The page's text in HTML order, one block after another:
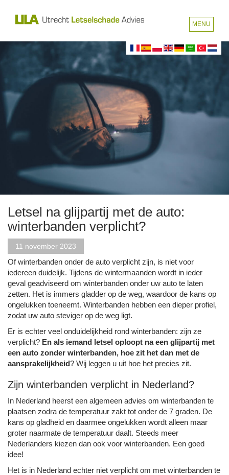
MENU
Letsel na glijpartij met de auto:
winterbanden verplicht?
11 november 2023
Of winterbanden onder de auto verplicht zijn, is niet voor
iedereen duidelijk. Tijdens de wintermaanden wordt in ieder
geval geadviseerd om winterbanden onder uw auto te laten
zetten. Het is immers gladder op de weg, waardoor de kans op
ongelukken toeneemt. Winterbanden hebben een dieper profiel,
zodat uw auto steviger op de weg ligt.
Er is echter veel onduidelijkheid rond winterbanden: zijn ze
verplicht? En als iemand letsel oploopt na een glijpartij met
een auto zonder winterbanden, hoe zit het dan met de
aansprakelijkheid? Wij leggen u uit hoe het precies zit.
Zijn winterbanden verplicht in Nederland?
In Nederland heerst een algemeen advies om winterbanden te
plaatsen zodra de temperatuur zakt tot onder de 7 graden. De
kans op gladheid en daarmee ongelukken wordt alleen maar
groter naarmate de temperatuur daalt. Steeds meer
Nederlanders kiezen dan ook voor winterbanden. Een goed
idee!
Het is in Nederland echter niet verplicht om met winterbanden te